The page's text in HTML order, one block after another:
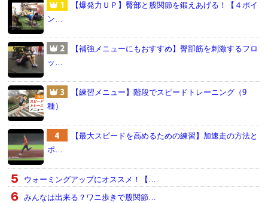
【爆発力ＵＰ】臀部と股関節を鍛えあげる！【４ポイ
ン…
【補強メニューにもおすすめ】臀部筋を刺激するフロ
ッ…
【練習メニュー】階段でスピードトレーニング（9
種）
【最大スピードを高めるための練習】加速走の方法と
ポ…
ウォーミングアップにオススメ！【…
みんなは出来る？ワニ歩きで股関節…